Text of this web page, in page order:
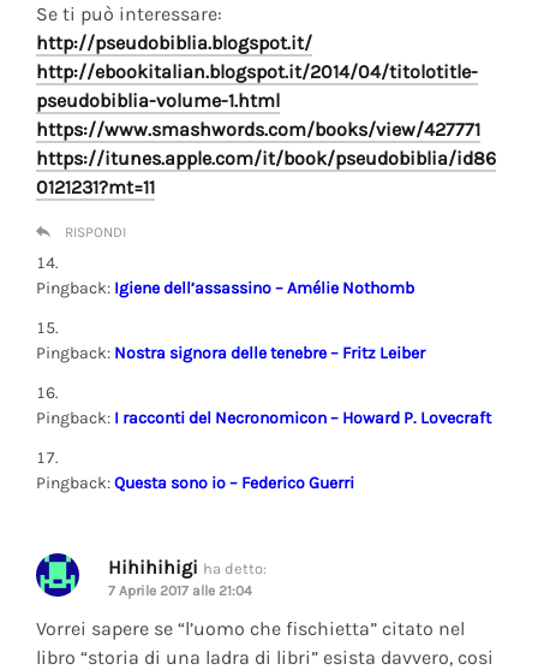
Se ti può interessare:
http://pseudobiblia.blogspot.it/
http://ebookitalian.blogspot.it/2014/04/titolotitle-
pseudobiblia-volume-1.html
https://www.smashwords.com/books/view/427771
https://itunes.apple.com/it/book/pseudobiblia/id86
0121231?mt=11
RISPONDI
Pingback: Igiene dell’assassino – Amélie Nothomb
Pingback: Nostra signora delle tenebre – Fritz Leiber
Pingback: I racconti del Necronomicon – Howard P. Lovecraft
Pingback:Questa sono io – Federico Guerri
Hihihihigi ha detto:
7 Aprile 2017 alle 21:04
Vorrei sapere se “l’uomo che fischietta” citato nel
libro “storia di una ladra di libri” esista davvero, cosi